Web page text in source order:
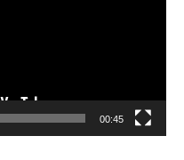
00:45